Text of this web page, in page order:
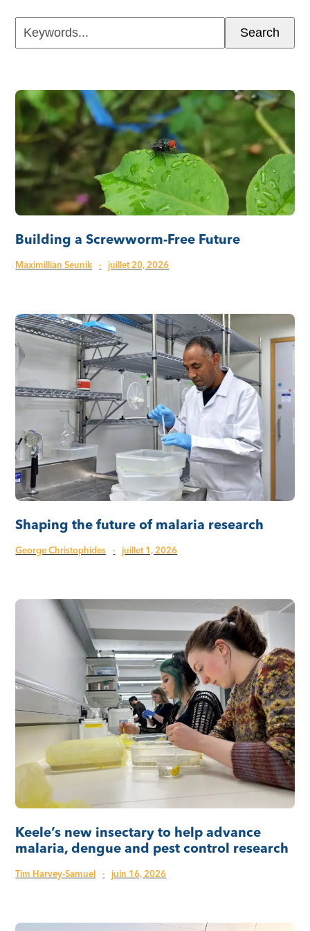
Keywords... Search
Building a Screwworm-Free Future
Maximillian Seunik · juillet 20, 2026
Shaping the future of malaria research
George Christophides · juillet 1, 2026
Keele’s new insectary to help advance
malaria, dengue and pest control research
Tim Harvey-Samuel · juin 16, 2026